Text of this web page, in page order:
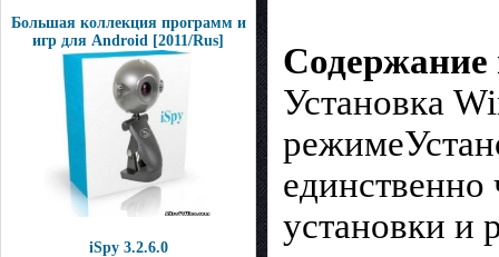
Большая коллекция программ и
игр для Android [2011/Rus]
iSpy 3.2.6.0
Содержание
Установка
единственно
установки и